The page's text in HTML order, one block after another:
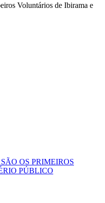
Voluntários de Ibirama e